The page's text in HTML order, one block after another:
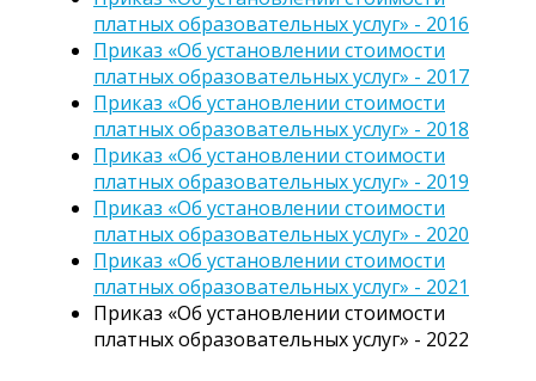
платных образовательных услуг» - 2016
Приказ «Об установлении стоимости
платных образовательных услуг» - 2017
Приказ «Об установлении стоимости
платных образовательных услуг» - 2018
Приказ «Об установлении стоимости
платных образовательных услуг» - 2019
Приказ «Об установлении стоимости
платных образовательных услуг» - 2020
Приказ «Об установлении стоимости
платных образовательных услуг» - 2021
Приказ «Об установлении стоимости
платных образовательных услуг» - 2022